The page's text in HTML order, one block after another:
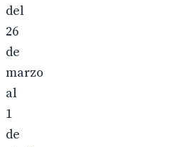
del
26
de
marzo
al
1
de